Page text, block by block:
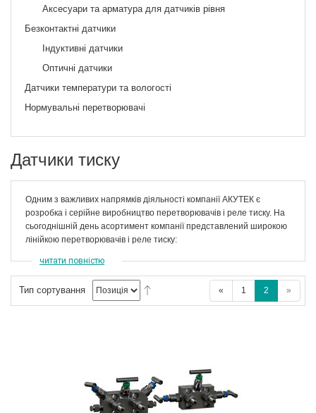
Аксесуари та арматура для датчиків рівня
Безконтактні датчики
Індуктивні датчики
Оптичні датчики
Датчики температури та вологості
Нормувальні перетворювачі
Датчики тиску
Одним з важливих напрямків діяльності компанії АКУТЕК є
розробка і серійне виробництво перетворювачів і реле тиску. На
сьогоднішній день асортимент компанії представлений широкою
лінійкою перетворювачів і реле тиску:
читати повністю
Тип сортування « 1 2 »